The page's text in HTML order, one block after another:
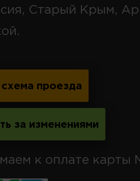
Старый Крым,
схема проезда
за изменениями
к оплате карты